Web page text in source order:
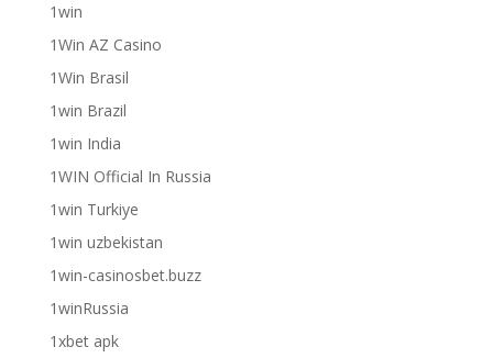
1win
1Win AZ Casino
1Win Brasil
1win Brazil
1win India
1WIN Official In Russia
1win Turkiye
1win uzbekistan
1win-casinosbet.buzz
1winRussia
1xbet apk